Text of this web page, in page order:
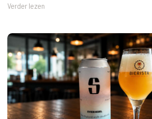
Verder lezen